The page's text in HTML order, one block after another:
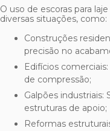
O uso de escoras para
diversas situações, como:
Construções residenciais: Casas e sobrados que exigem
precisão no
Edifícios comerciais: Lajes de grandes vãos com alta carga
de compressão;
Galpões industriais: Sustentação de mezaninos e
estruturas de apoio;
Reformas